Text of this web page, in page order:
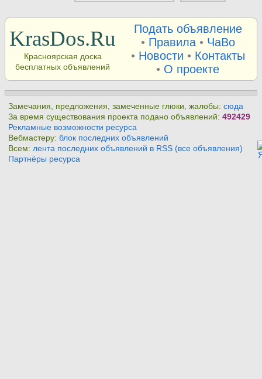
KrasDos.Ru
Красноярская доска
бесплатных объявлений
Подать объявление
• Правила• ЧаВо
• Новости • Контакты
• О проекте
Замечания, предложения, замеченные глюки, жалобы:сюда
За время существования проекта подано объявлений:492429
Рекламные возможности ресурса
Вебмастеру:блок последних объявлений
Всем:лента последних объявлений в RSS (все объявления)
Партнёры ресурса